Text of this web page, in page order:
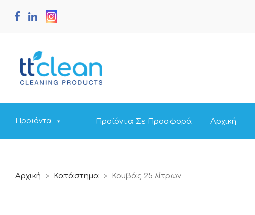
Προϊόντα Προϊόντα Σε Προσφορά Αρχική
Αρχική > Κατάστημα > Κουβάς 25 λίτρων